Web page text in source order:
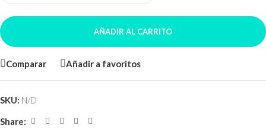
AÑADIR AL CARRITO
Comparar Añadir a favoritos
SKU: N/D
Share: